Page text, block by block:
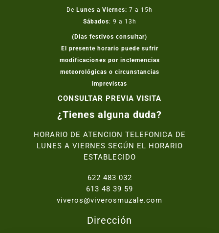
De Lunes a Viernes: 7 a 15h
Sábados: 9 a 13h
(Días festivos consultar)
El presente horario puede sufrir
modificaciones por inclemencias
meteorológicas o circunstancias
imprevistas
CONSULTAR PREVIA VISITA
¿Tienes alguna duda?
HORARIO DE ATENCION TELEFONICA DE
LUNES A VIERNES SEGÚN EL HORARIO
ESTABLECIDO
622 483 032
613 48 39 59
viveros@viverosmuzale.com
Dirección